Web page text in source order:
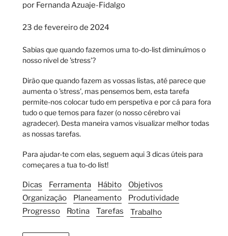
por Fernanda Azuaje-Fidalgo
23 de fevereiro de 2024
Sabias que quando fazemos uma to-do-list diminuímos o
nosso nível de 'stress'?
Dirão que quando fazem as vossas listas, até parece que
aumenta o 'stress', mas pensemos bem, esta tarefa
permite-nos colocar tudo em perspetiva e por cá para fora
tudo o que temos para fazer (o nosso cérebro vai
agradecer). Desta maneira vamos visualizar melhor todas
as nossas tarefas.
Para ajudar-te com elas, seguem aqui 3 dicas úteis para
começares a tua to-do list!
Dicas Ferramenta Hábito
Objetivos
Organização
Planeamento
Produtividade
Progresso
Rotina Tarefas Trabalho